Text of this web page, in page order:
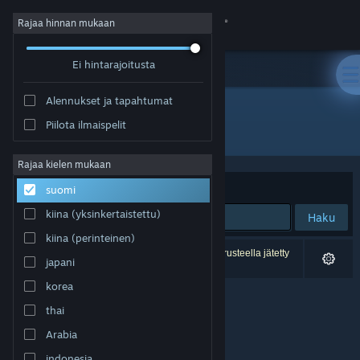
Kirjaudu sisään
Tietoa
Tuki
Vaihda kieli
Hanki Steam-mobiilisovellus
Näytä työpöytäsivusto
Rajaa hinnan mukaan
Ei hintarajoitusta
Alennukset ja tapahtumat
Piilota ilmaispelit
Rajaa kielen mukaan
suomi
kiina (yksinkertaistettu)
kiina (perinteinen)
japani
korea
thai
Arabia
Kehittäjä: Hazy mist Studio
Järjestelyperuste
Haku
0 tulosta vastaa hakuasi. 1 peli on asetustesi perusteella jätetty
pois.